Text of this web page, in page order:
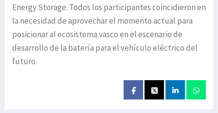
Energy Storage. Todos los participantes coincidieron en
la necesidad de aprovechar el momento actual para
posicionar al ecosistema vasco en el escenario de
desarrollo de la batería para el vehículo eléctrico del
futuro.